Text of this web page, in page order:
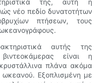
της, αυτή η
νέο πεδίο δυνατοτήτων
πτήσεων, τους
αυτής της
είναι η
πλάνα ακόμα
Εξοπλισμένη με